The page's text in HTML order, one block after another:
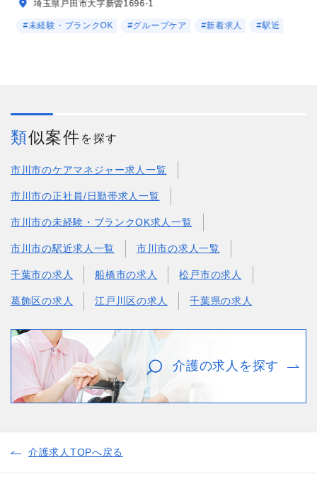
埼玉県戸田市大字新曽1696-1
#未経験・ブランクOK #グループケア #新着求人 #駅近
類似案件 を探す
市川市のケアマネジャー求人一覧
市川市の正社員/日勤帯求人一覧
市川市の未経験・ブランクOK求人一覧
市川市の駅近求人一覧 市川市の求人一覧
千葉市の求人 船橋市の求人 松戸市の求人
葛飾区の求人 江戸川区の求人 千葉県の求人
介護の求人を探す
介護求人TOPへ戻る